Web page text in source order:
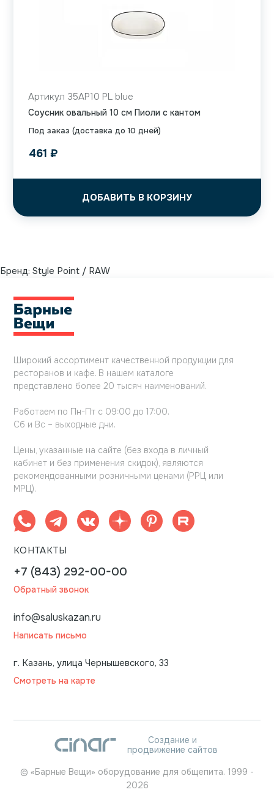
Под заказ (доставка до 10 дней)
Артикул 35AP10 PL blue
Соусник овальный 10 см Пиоли с кантом
461 ₽
ДОБАВИТЬ В КОРЗИНУ
Бренд: Style Point / RAW
Широкий ассортимент качественной продукции для
ресторанов и кафе. В нашем каталоге
представлено более 20 тысяч наименований.
Работаем по Пн-Пт с 09:00 до 17:00.
Сб и Вс – выходные дни.
Цены, указанные на сайте (без входа в личный
кабинет и без применения скидок), являются
рекомендованными розничными ценами (РРЦ или
МРЦ).
КОНТАКТЫ
+7 (843) 292-00-00
Обратный звонок
info@saluskazan.ru
Написать письмо
г. Казань, улица Чернышевского, 33
Смотреть на карте
Создание и
продвижение сайтов
© «Барные Вещи» оборудование для общепита. 1999 -
2026